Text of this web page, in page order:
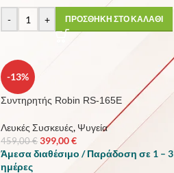
- + ΠΡΟΣΘΗΚΗ ΣΤΟ ΚΑΛΑΘΙ
-13%
Συντηρητής Robin RS-165E
Λευκές Συσκευές, Ψυγεία
459,00€ 399,00€
Άμεσα διαθέσιμο / Παράδοση σε 1 – 3
ημέρες